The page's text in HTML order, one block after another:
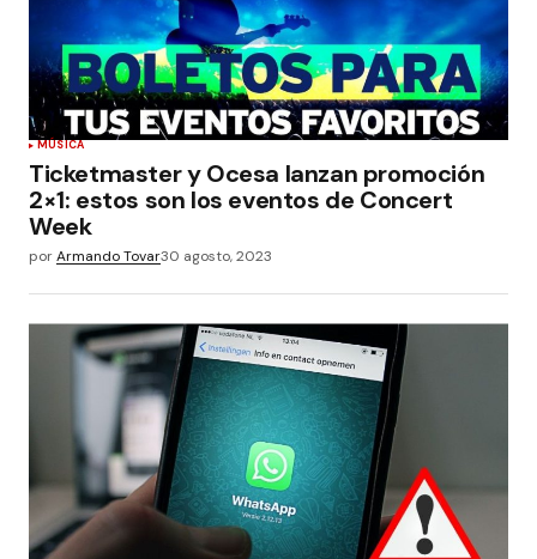
MÚSICA
Ticketmaster y Ocesa lanzan promoción
2×1: estos son los eventos de Concert
Week
porArmando Tovar30 agosto, 2023